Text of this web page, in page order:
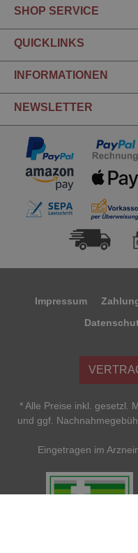
SHOP SERVICE
QUICKLINKS
INFORMATIONEN
NEWSLETTER
Impressum
* Alle Preise inkl. gesetzl.
und ggf.
Eingetragen im